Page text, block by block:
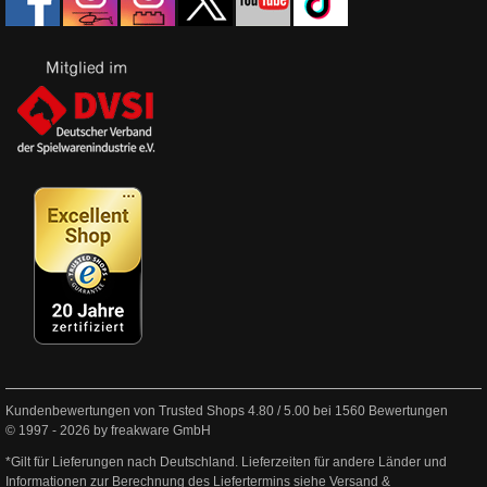
Kundenbewertungen von Trusted Shops 4.80 /5.00 bei 1560 Bewertungen
© 1997 - 2026 by freakware GmbH
*Gilt für Lieferungen nach Deutschland. Lieferzeiten für andere Länder und
Informationen zur Berechnung des Liefertermins siehe Versand &